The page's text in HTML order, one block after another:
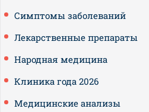
Симптомы заболеваний
Лекарственные препараты
Народная медицина
Клиника года 2026
Медицинские анализы